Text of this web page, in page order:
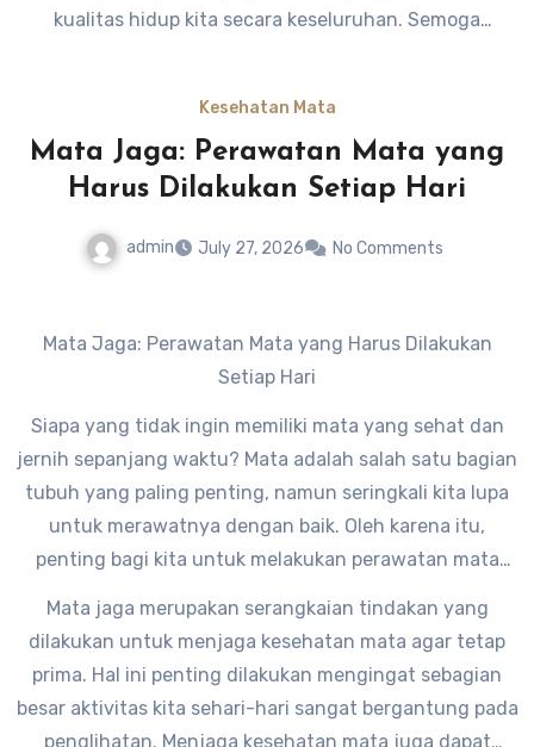
kualitas hidup kita secara keseluruhan. Semoga
Kesehatan Mata
Mata Jaga: Perawatan Mata yang
Harus Dilakukan Setiap Hari
admin July 27, 2026 No Comments
Mata Jaga: Perawatan Mata yang Harus Dilakukan
Setiap Hari
Siapa yang tidak ingin memiliki mata yang sehat dan
jernih sepanjang waktu? Mata adalah salah satu bagian
tubuh yang paling penting, namun seringkali kita lupa
untuk merawatnya dengan baik. Oleh karena itu,
penting bagi kita untuk melakukan perawatan mata
Mata jaga merupakan serangkaian tindakan yang
dilakukan untuk menjaga kesehatan mata agar tetap
prima. Hal ini penting dilakukan mengingat sebagian
besar aktivitas kita sehari-hari sangat bergantung pada
penglihatan. Menjaga kesehatan mata juga dapat